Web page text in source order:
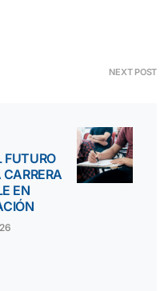
NEXT POST
FUTURO
EN